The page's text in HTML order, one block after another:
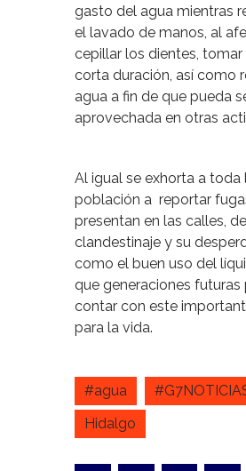
gasto del agua mientras
el lavado de manos, al
cepillar los dientes,
corta duración, así como
agua a fin de que pueda
aprovechada en otras
Al igual se exhorta a toda
población a reportar
presentan en las calles,
clandestinaje y su
como el buen uso del
que generaciones futuras
contar con este
para la vida.
#agua
Hidalgo